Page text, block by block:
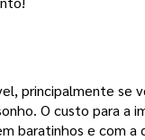
principalmente se
O custo para a
baratinhos e com